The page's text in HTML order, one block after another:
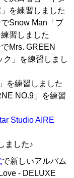
を練習しました
でSnow Man「ブ
習しました
Mrs. GREEN
」を練習しまし
を練習しました
NO.9」を練習
Studio AIRE
ました♪
で新しいアルバム
- DELUXE